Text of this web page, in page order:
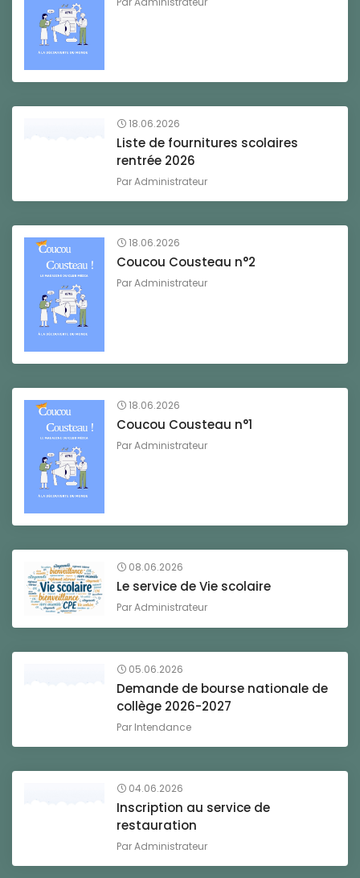
18.06.2026
Liste de fournitures scolaires
rentrée 2026
ParAdministrateur
18.06.2026
Coucou Cousteau n°2
ParAdministrateur
18.06.2026
Coucou Cousteau n°1
ParAdministrateur
08.06.2026
Le service de Vie scolaire
ParAdministrateur
05.06.2026
Demande de bourse nationale de
collège 2026-2027
Par Intendance
04.06.2026
Inscription au service de
restauration
ParAdministrateur